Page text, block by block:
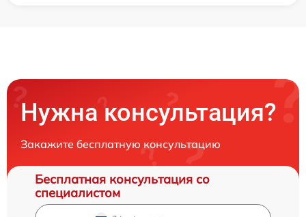
Нужна консультация?
Закажите бесплатную консультацию
Бесплатная консультация со
специалистом